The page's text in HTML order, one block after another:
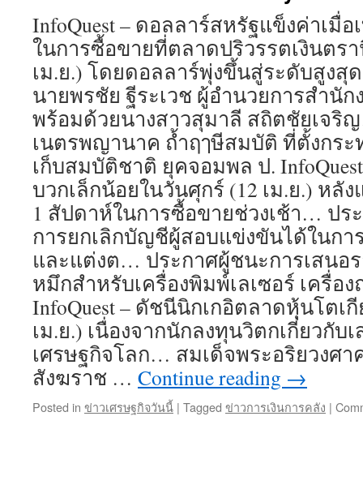
InfoQuest – ดอลลาร์สหรัฐแข็งค่าเมื่
ในการซื้อขายที่ตลาดปริวรรตเงินตร
เม.ย.) โดยดอลลาร์พุ่งขึ้นสู่ระดับสูง
นายพรชัย ฐีระเวช ผู้อำนวยการสำนัก
พร้อมด้วยนางสาวสุมาลี สถิตชัยเจริ
เนตรพญานาค ถ้ำฤๅษีสมบัติ ที่ตั้งกระ
เก็บสมบัติชาติ ยุคจอมพล ป.
บวกเล็กน้อยในวันศุกร์ (12 เม.ย.) หลั
1 สัปดาห์ในการซื้อขายช่วงเช้า… ป
การยกเลิกบัญชีผู้สอบแข่งขันได้ในกา
และแต่งต… ประกาศผู้ชนะการเสนอ
หมึกสำหรับเครื่องพิมพ์เลเซอร์ เครื่อ
InfoQuest – ดัชนีนิกเกอิตลาดหุ้นโตเ
เม.ย.) เนื่องจากนักลงทุนวิตกเกี่ยวกับ
เศรษฐกิจโลก… สมเด็จพระอริยวงศ
สังฆราช … Continue reading →
Posted in ข่าวเศรษฐกิจวันนี้ | Tagged ข่าวการเงินการคลัง |